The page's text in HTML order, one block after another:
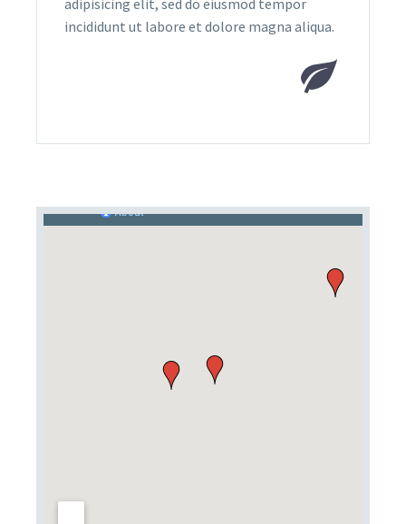
adipisicing elit, sed do eiusmod tempor
incididunt ut labore et dolore magna aliqua.

